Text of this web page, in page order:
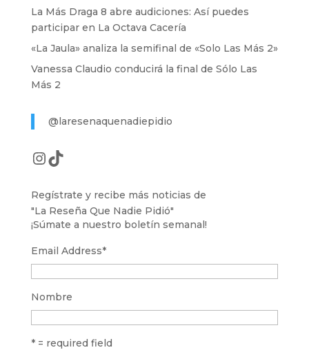
La Más Draga 8 abre audiciones: Así puedes
participar en La Octava Cacería
«La Jaula» analiza la semifinal de «Solo Las Más 2»
Vanessa Claudio conducirá la final de Sólo Las
Más 2
@laresenaquenadiepidio
Instagram
TikTok
Regístrate y recibe más noticias de
"La Reseña Que Nadie Pidió"
¡Súmate a nuestro boletín semanal!
Email Address*
Nombre
* = required field